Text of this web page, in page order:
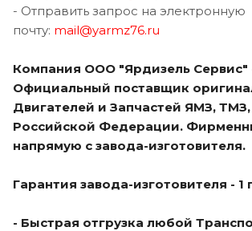
- Отправить запрос на электронную
почту: mail@yarmz76.ru
Компания ООО "Ярдизель Сервис"
Официальный поставщик
Двигателей и Запчастей ЯМЗ,
Российской Федерации.
напрямую с завода-изготовителя.
Гарантия завода-изготовителя - 1
- Быстрая отгрузка любой